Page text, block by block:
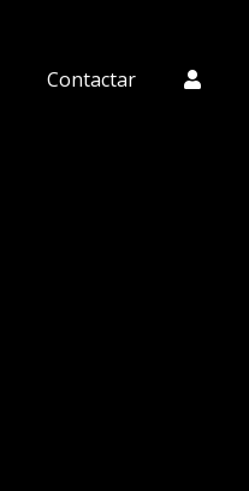
Contactar